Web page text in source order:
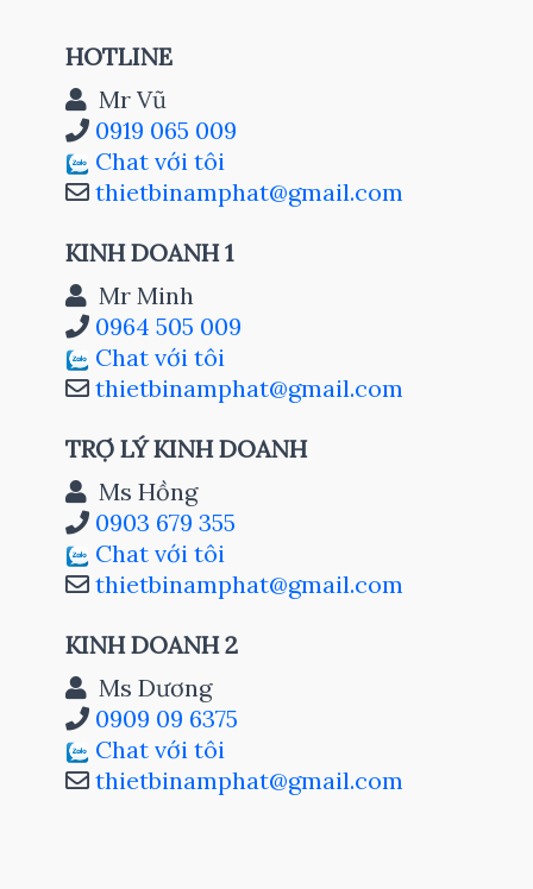
HOTLINE
Mr Vũ
0919 065 009
Chat với tôi
thietbinamphat@gmail.com
KINH DOANH 1
Mr Minh
0964 505 009
Chat với tôi
thietbinamphat@gmail.com
TRỢ LÝ KINH DOANH
Ms Hồng
0903 679 355
Chat với tôi
thietbinamphat@gmail.com
KINH DOANH 2
Ms Dương
0909 09 6375
Chat với tôi
thietbinamphat@gmail.com